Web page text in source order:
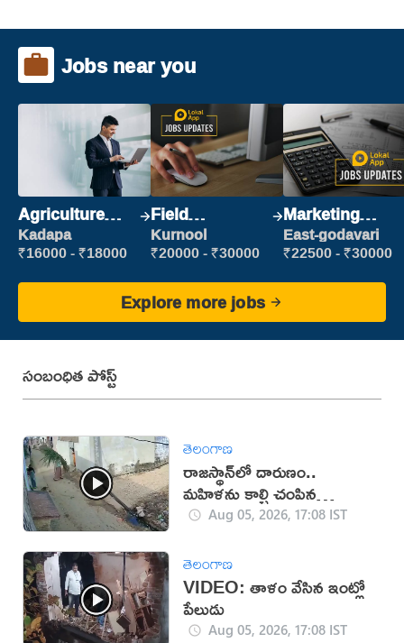
Jobs near you
Agriculture
Labour
Kadapa
₹16000 - ₹18000
Field
Marketing
Executive
Kurnool
₹20000 - ₹30000
Marketing
Executive
East-godavari
₹22500 - ₹30000
Explore more jobs
సంబంధిత పోస్ట్
తెలంగాణ
రాజస్థాన్‌లో దారుణం..
మహిళను కాల్చి చంపిన
యువకుడు (వీడియో)
Aug 05, 2026, 17:08 IST
తెలంగాణ
VIDEO: తాళం వేసిన ఇంట్లో
పేలుడు
Aug 05, 2026, 17:08 IST